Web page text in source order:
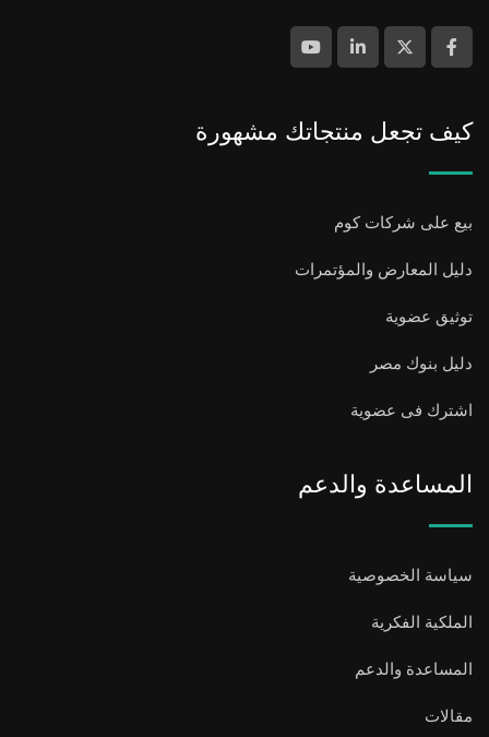
كيف تجعل منتجاتك مشهورة
بيع على شركات كوم
دليل المعارض والمؤتمرات
توثيق عضوية
دليل بنوك مصر
اشترك فى عضوية
المساعدة والدعم
سياسة الخصوصية
الملكية الفكرية
المساعدة والدعم
مقالات